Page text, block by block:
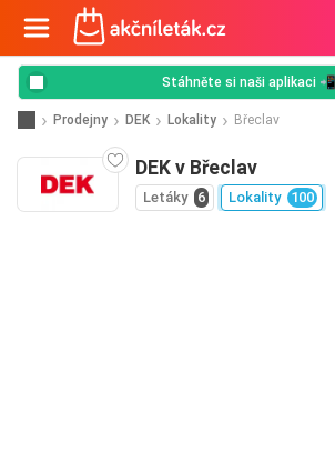
Stáhněte si naši aplikaci 📲
Prodejny DEK Lokality Břeclav
DEK v Břeclav
Letáky 6 Lokality 100